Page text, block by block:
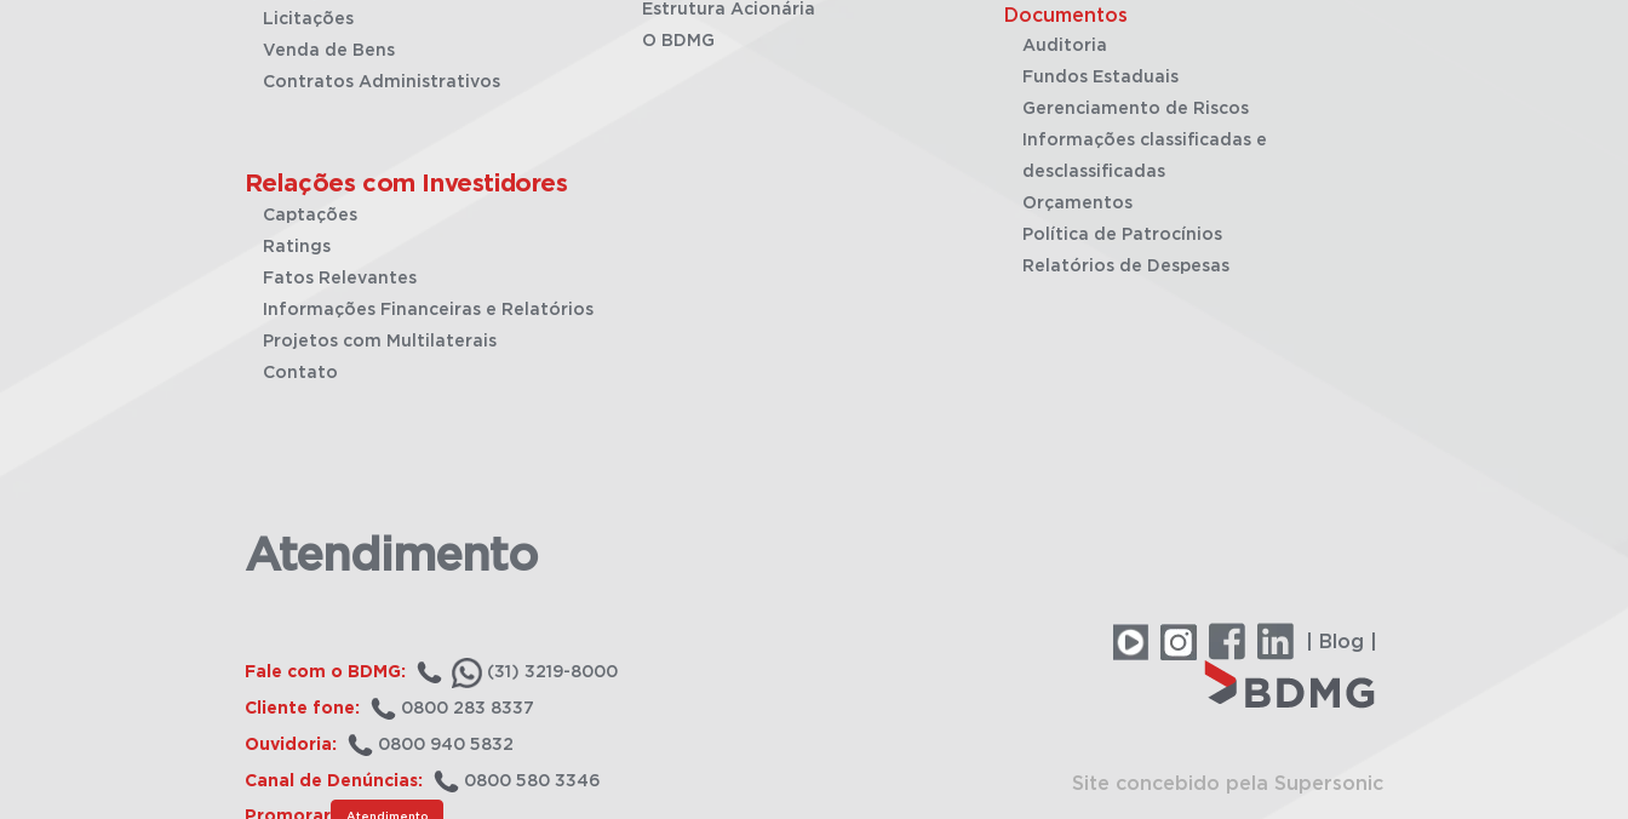
Licitações
Venda de Bens
Contratos Administrativos
Relações com Investidores
Captações
Ratings
Fatos Relevantes
Informações Financeiras e Relatórios
Projetos com Multilaterais
Contato
Estrutura Acionária
O BDMG
Documentos
Auditoria
Fundos Estaduais
Gerenciamento de Riscos
Informações classificadas e
desclassificadas
Orçamentos
Política de Patrocínios
Relatórios de Despesas
Atendimento
Fale com o BDMG: (31) 3219-8000
Cliente fone: 0800 283 8337
Ouvidoria: 0800 940 5832
Canal de Denúncias: 0800 580 3346
Atendimento
| Blog |
Site concebido pela Supersonic